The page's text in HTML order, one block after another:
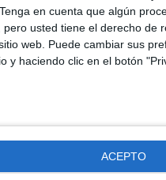
Tenga en cuenta que algún
usted tiene el derecho de
web. Puede cambiar sus
y haciendo clic en el botón
ACEPTO
los puntos sobre las
qué prendas